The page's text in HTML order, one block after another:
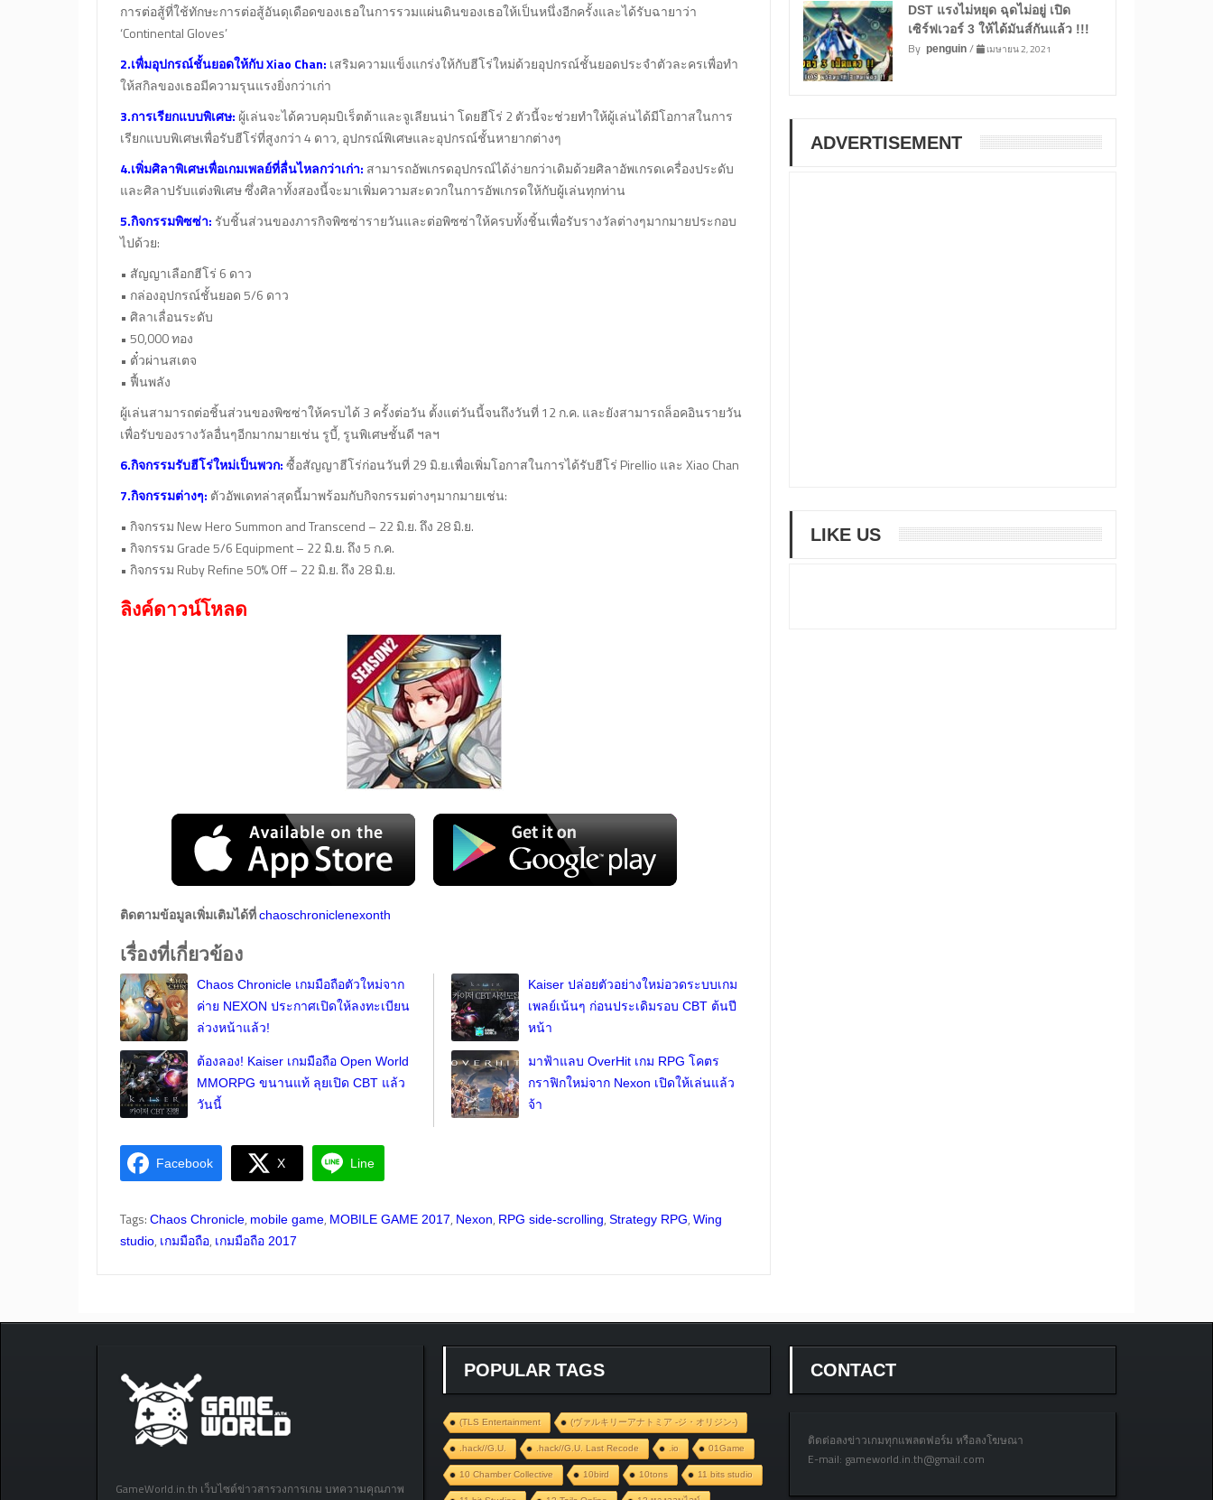
การต่อสู้ที่ใช้ทักษะการต่อสู้อันดุเดือดของเธอในการรวมแผ่นดินของเธอให้เป็นหนึ่งอีกครั้งและได้รับฉายาว่า
‘Continental Gloves’
2.เพื่มอุปกรณ์ชั้นยอดให้กับ Xiao Chan: เสริมความแข็งแกร่งให้กับฮีโร่ใหม่ด้วยอุปกรณ์ชั้นยอดประจำตัวละครเพื่อทำ
ให้สกิลของเธอมีความรุนแรงยิ่งกว่าเก่า
3.การเรียกแบบพิเศษ: ผู้เล่นจะได้ควบคุมบิเร็ตต้าและจูเลียนน่า โดยฮีโร่ 2 ตัวนี้จะช่วยทำให้ผู้เล่นได้มีโอกาสในการ
เรียกแบบพิเศษเพื่อรับฮีโร่ที่สูงกว่า 4 ดาว, อุปกรณ์พิเศษและอุปกรณ์ชั้นหายากต่างๆ
4.เพิ่มศิลาพิเศษเพื่อเกมเพลย์ที่ลื่นไหลกว่าเก่า: สามารถอัพเกรดอุปกรณ์ได้ง่ายกว่าเดิมด้วยศิลาอัพเกรดเครื่องประดับ
และศิลาปรับแต่งพิเศษ ซึ่งศิลาทั้งสองนี้จะมาเพิ่มความสะดวกในการอัพเกรดให้กับผู้เล่นทุกท่าน
5.กิจกรรมพิซซ่า: รับชิ้นส่วนของภารกิจพิซซ่ารายวันและต่อพิซซ่าให้ครบทั้งชิ้นเพื่อรับรางวัลต่างๆมากมายประกอบ
ไปด้วย:
• สัญญาเลือกฮีโร่ 6 ดาว
• กล่องอุปกรณ์ชั้นยอด 5/6 ดาว
• ศิลาเลื่อนระดับ
• 50,000 ทอง
• ตั๋วผ่านสเตจ
• ฟื้นพลัง
ผู้เล่นสามารถต่อชิ้นส่วนของพิซซ่าให้ครบได้ 3 ครั้งต่อวัน ตั้งแต่วันนี้จนถึงวันที่ 12 ก.ค. และยังสามารถล็อคอินรายวัน
เพื่อรับของรางวัลอื่นๆอีกมากมายเช่น รูบี้, รูนพิเศษชั้นดี ฯลฯ
6.กิจกรรมรับฮีโร่ใหม่เป็นพวก:ซื้อสัญญาฮีโร่ก่อนวันที่ 29 มิ.ย.เพื่อเพิ่มโอกาสในการได้รับฮีโร่ Pirellio และ Xiao Chan
7.กิจกรรมต่างๆ: ตัวอัพเดทล่าสุดนี้มาพร้อมกับกิจกรรมต่างๆมากมายเช่น:
• กิจกรรม New Hero Summon and Transcend – 22 มิ.ย. ถึง 28 มิ.ย.
• กิจกรรม Grade 5/6 Equipment – 22 มิ.ย. ถึง 5 ก.ค.
• กิจกรรม Ruby Refine 50% Off – 22 มิ.ย. ถึง 28 มิ.ย.
ลิงค์ดาวน์โหลด
ติดตามข้อมูลเพิ่มเติมได้ที่chaoschroniclenexonth
เรื่องที่เกี่ยวข้อง
Chaos Chronicle เกมมือถือตัวใหม่จาก
ค่าย NEXON ประกาศเปิดให้ลงทะเบียน
ล่วงหน้าแล้ว!
ต้องลอง! Kaiser เกมมือถือ Open World
MMORPG ขนานแท้ ลุยเปิด CBT แล้ว
วันนี้
Kaiser ปล่อยตัวอย่างใหม่อวดระบบเกม
เพลย์เน้นๆ ก่อนประเดิมรอบ CBT ต้นปี
หน้า
มาฟ้าแลบ OverHit เกม RPG โคตร
กราฟิกใหม่จาก Nexon เปิดให้เล่นแล้ว
จ้า
Facebook X Line
Tags: Chaos Chronicle, mobile game, MOBILE GAME 2017, Nexon, RPG side-scrolling, Strategy RPG, Wing
studio, เกมมือถือ, เกมมือถือ 2017
DST แรงไม่หยุด ฉุดไม่อยู่ เปิด
เซิร์ฟเวอร์ 3 ให้ได้มันส์กันแล้ว !!!
By penguin/ เมษายน 2, 2021
ADVERTISEMENT
LIKE US
GameWorld.in.th เว็บไซต์ข่าวสารวงการเกม บทความคุณภาพ
POPULAR TAGS
(TLS Entertainment (ヴァルキリーアナトミア ‐ジ・オリジン‐)
.hack//G.U. .hack//G.U. Last Recode .io 01Game
10 Chamber Collective 10bird 10tons 11 bits studio
CONTACT
ติดต่อลงข่าวเกมทุกแพลตฟอร์ม หรือลงโฆษณา
E-mail: gameworld.in.th@gmail.com